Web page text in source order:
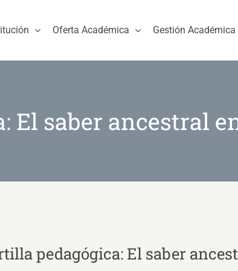
Oferta Académica Gestión Académica
El saber ancestral
pedagógica: El saber